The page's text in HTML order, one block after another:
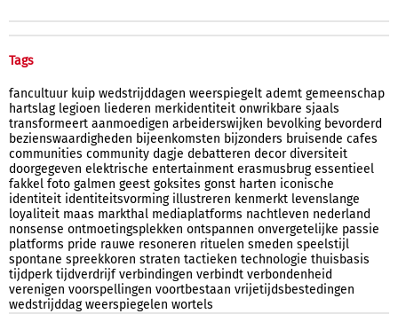
Tags
fancultuur kuip wedstrijddagen weerspiegelt ademt gemeenschap
hartslag legioen liederen merkidentiteit onwrikbare sjaals
transformeert aanmoedigen arbeiderswijken bevolking bevorderd
bezienswaardigheden bijeenkomsten bijzonders bruisende cafes
communities community dagje debatteren decor diversiteit
doorgegeven elektrische entertainment erasmusbrug essentieel
fakkel foto galmen geest goksites gonst harten iconische
identiteit identiteitsvorming illustreren kenmerkt levenslange
loyaliteit maas markthal mediaplatforms nachtleven nederland
nonsense ontmoetingsplekken ontspannen onvergetelijke passie
platforms pride rauwe resoneren rituelen smeden speelstijl
spontane spreekkoren straten tactieken technologie thuisbasis
tijdperk tijdverdrijf verbindingen verbindt verbondenheid
verenigen voorspellingen voortbestaan vrijetijdsbestedingen
wedstrijddag weerspiegelen wortels